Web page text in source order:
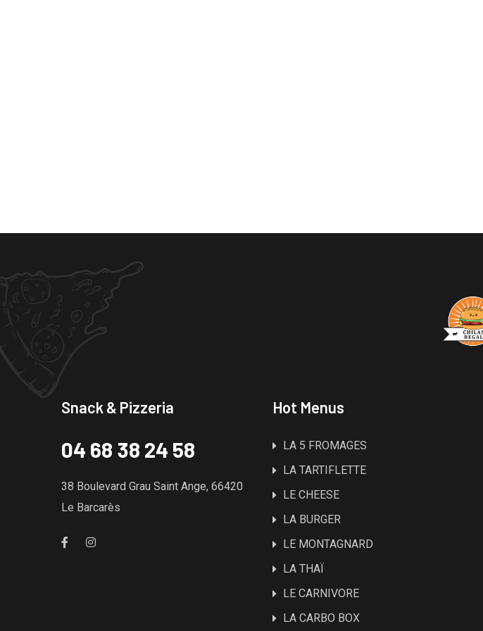
Snack & Pizzeria
04 68 38 24 58
38 Boulevard Grau Saint Ange, 66420
Le Barcarès
Hot Menus
LA 5 FROMAGES
LA TARTIFLETTE
LE CHEESE
LA BURGER
LE MONTAGNARD
LA THAÏ
LE CARNIVORE
LA CARBO BOX